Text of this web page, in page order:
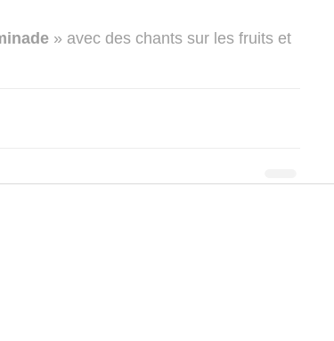
» avec des chants sur les fruits et